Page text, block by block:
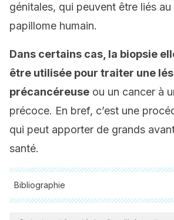
génitales, qui peuvent être liés au
papillome humain.
Dans certains cas, la biopsie
être utilisée pour traiter une
précancéreuse ou un cancer à
précoce. En bref, c’est une
qui peut apporter de grands
santé.
Bibliographie
Toutes les sources citées ont été